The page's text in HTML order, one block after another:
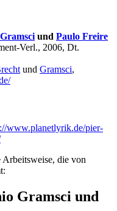
und Paulo Freire
Verl., 2006, Dt.
und Gramsci,
www.planetlyrik.de/pier-
die von
Gramsci und